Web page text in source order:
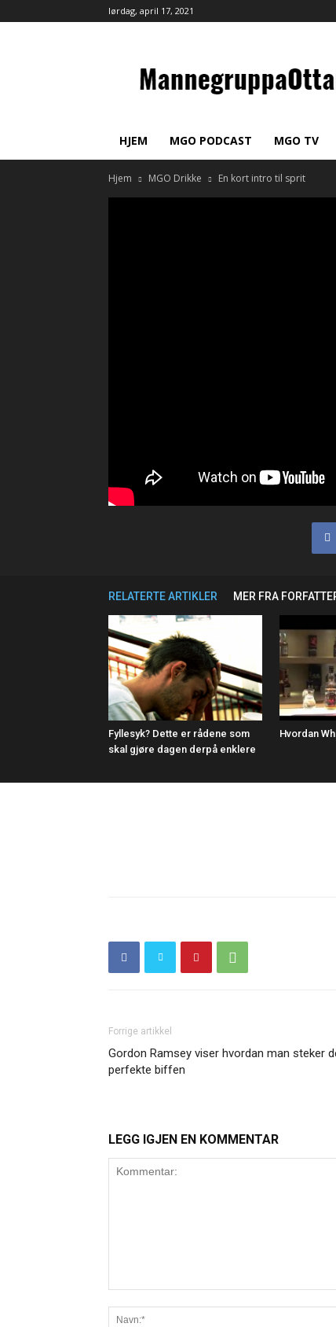
lørdag, april 17, 2021
HJEM MGO PODCAST MGO TV
Hjem MGO Drikke En kort intro til sprit
RELATERTE ARTIKLER MER FRA
Fyllesyk? Dette er rådene som
skal gjøre dagen derpå enklere
Hvordan
Forrige artikkel
Gordon Ramsey viser hvordan man steker
perfekte biffen
LEGG IGJEN EN KOMMENTAR